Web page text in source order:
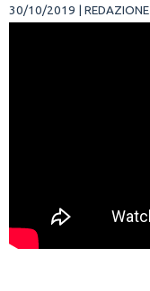
30/10/2019 | REDAZIONE